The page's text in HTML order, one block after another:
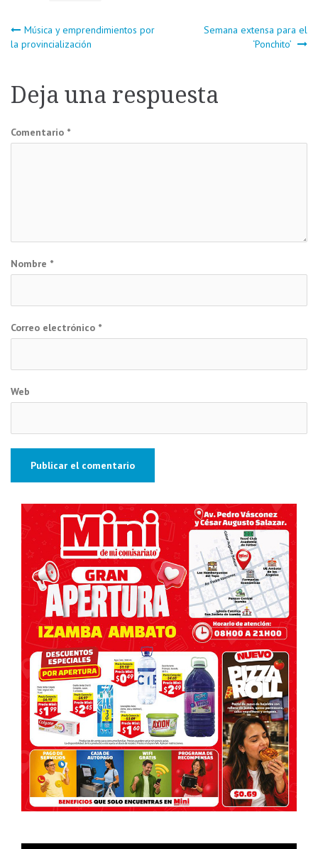
Navegación
entradas
Música y emprendimientos por
la provincialización
Semana extensa para el
‘Ponchito’
Deja una respuesta
Comentario *
Nombre *
Correo electrónico *
Web